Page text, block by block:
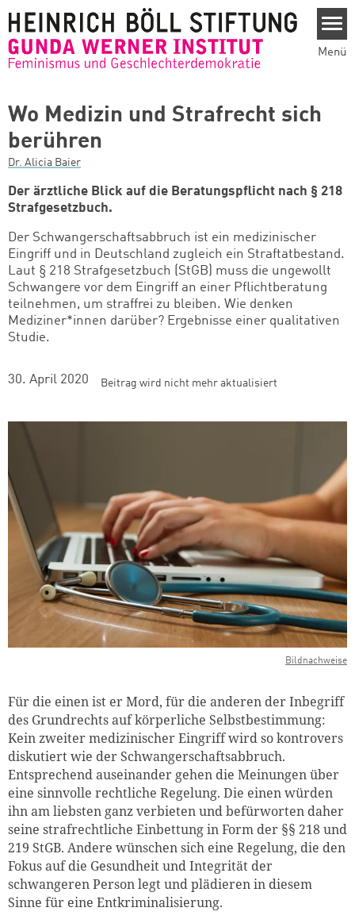
Menü
Wo Medizin und Strafrecht sich
berühren
Dr. Alicia Baier
Der ärztliche Blick auf die Beratungspflicht nach § 218
Strafgesetzbuch.
Der Schwangerschaftsabbruch ist ein medizinischer
Eingriff und in Deutschland zugleich ein Straftatbestand.
Laut § 218 Strafgesetzbuch (StGB) muss die ungewollt
Schwangere vor dem Eingriff an einer Pflichtberatung
teilnehmen, um straffrei zu bleiben. Wie denken
Mediziner*innen darüber? Ergebnisse einer qualitativen
Studie.
30. April 2020 Beitrag wird nicht mehr aktualisiert
Bildnachweise
Für die einen ist er Mord, für die anderen der Inbegriff
des Grundrechts auf körperliche Selbstbestimmung:
Kein zweiter medizinischer Eingriff wird so kontrovers
diskutiert wie der Schwangerschaftsabbruch.
Entsprechend auseinander gehen die Meinungen über
eine sinnvolle rechtliche Regelung. Die einen würden
ihn am liebsten ganz verbieten und befürworten daher
seine strafrechtliche Einbettung in Form der §§ 218 und
219 StGB. Andere wünschen sich eine Regelung, die den
Fokus auf die Gesundheit und Integrität der
schwangeren Person legt und plädieren in diesem
Sinne für eine Entkriminalisierung.